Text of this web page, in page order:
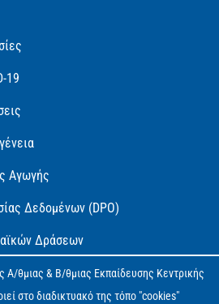
19
Αγωγής
Δεδομένων (DPO)
Δράσεων
Προσωπικών Δεδομένων (GDPR)
Α/θμιας & Β/θμιας Εκπαίδευσης Κεντρικής
στο διαδικτυακό της τόπο "cookies"